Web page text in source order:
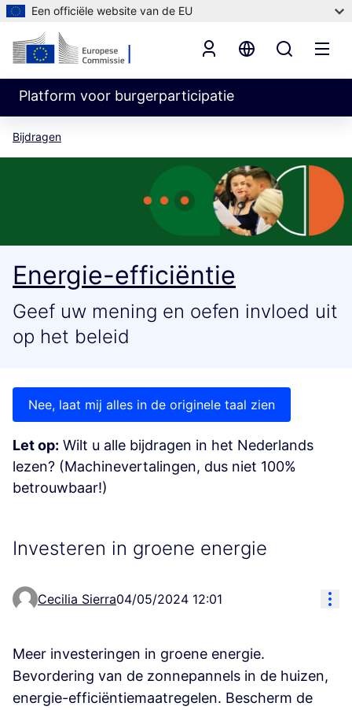
Een officiële website van de EU
Platform voor burgerparticipatie
Bijdragen
Energie-efficiëntie
Geef uw mening en oefen invloed uit
op het beleid
Nee, laat mij alles in de originele taal zien
Let op: Wilt u alle bijdragen in het Nederlands
lezen? (Machinevertalingen, dus niet 100%
betrouwbaar!)
Investeren in groene energie
Cecilia Sierra04/05/2024 12:01
Meer investeringen in groene energie.
Bevordering van de zonnepannels in de huizen,
energie-efficiëntiemaatregelen. Bescherm de